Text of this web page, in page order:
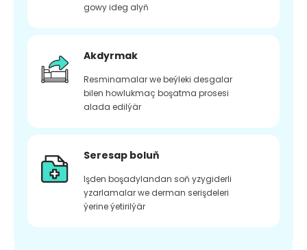
gowy ideg alyň
Akdyrmak
Resminamalar we beýleki desgalar
bilen howlukmaç boşatma prosesi
alada edilýär
Seresap boluň
Işden boşadylandan soň yzygiderli
yzarlamalar we derman serişdeleri
ýerine ýetirilýär